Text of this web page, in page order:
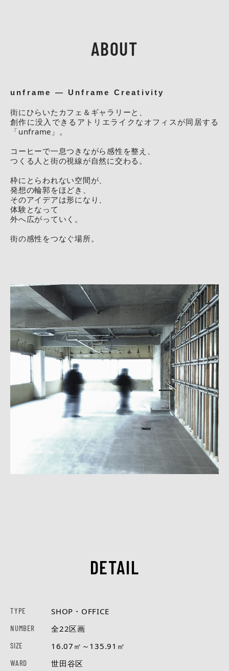
ABOUT
unframe — Unframe Creativity
街にひらいたカフェ＆ギャラリーと、
創作に没入できるアトリエライクなオフィスが同居する
「unframe」。
コーヒーで一息つきながら感性を整え、
つくる人と街の視線が自然に交わる。
枠にとらわれない空間が、
発想の輪郭をほどき、
そのアイデアは形になり、
体験となって
外へ広がっていく。
街の感性をつなぐ場所。
DETAIL
TYPE SHOP・OFFICE
NUMBER 全22区画
SIZE 16.07㎡～135.91㎡
WARD 世田谷区